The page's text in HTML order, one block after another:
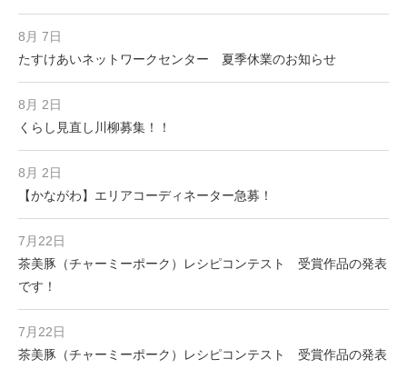
8月 7日
たすけあいネットワークセンター 夏季休業のお知らせ
8月 2日
くらし見直し川柳募集！！
8月 2日
【かながわ】エリアコーディネーター急募！
7月22日
茶美豚（チャーミーポーク）レシピコンテスト 受賞作品の発表
です！
7月22日
茶美豚（チャーミーポーク）レシピコンテスト 受賞作品の発表